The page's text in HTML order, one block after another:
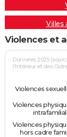
Villes
Violences et
Données 2025
l'Intérieur et des
Violences
Violences
Violences
hors cadre